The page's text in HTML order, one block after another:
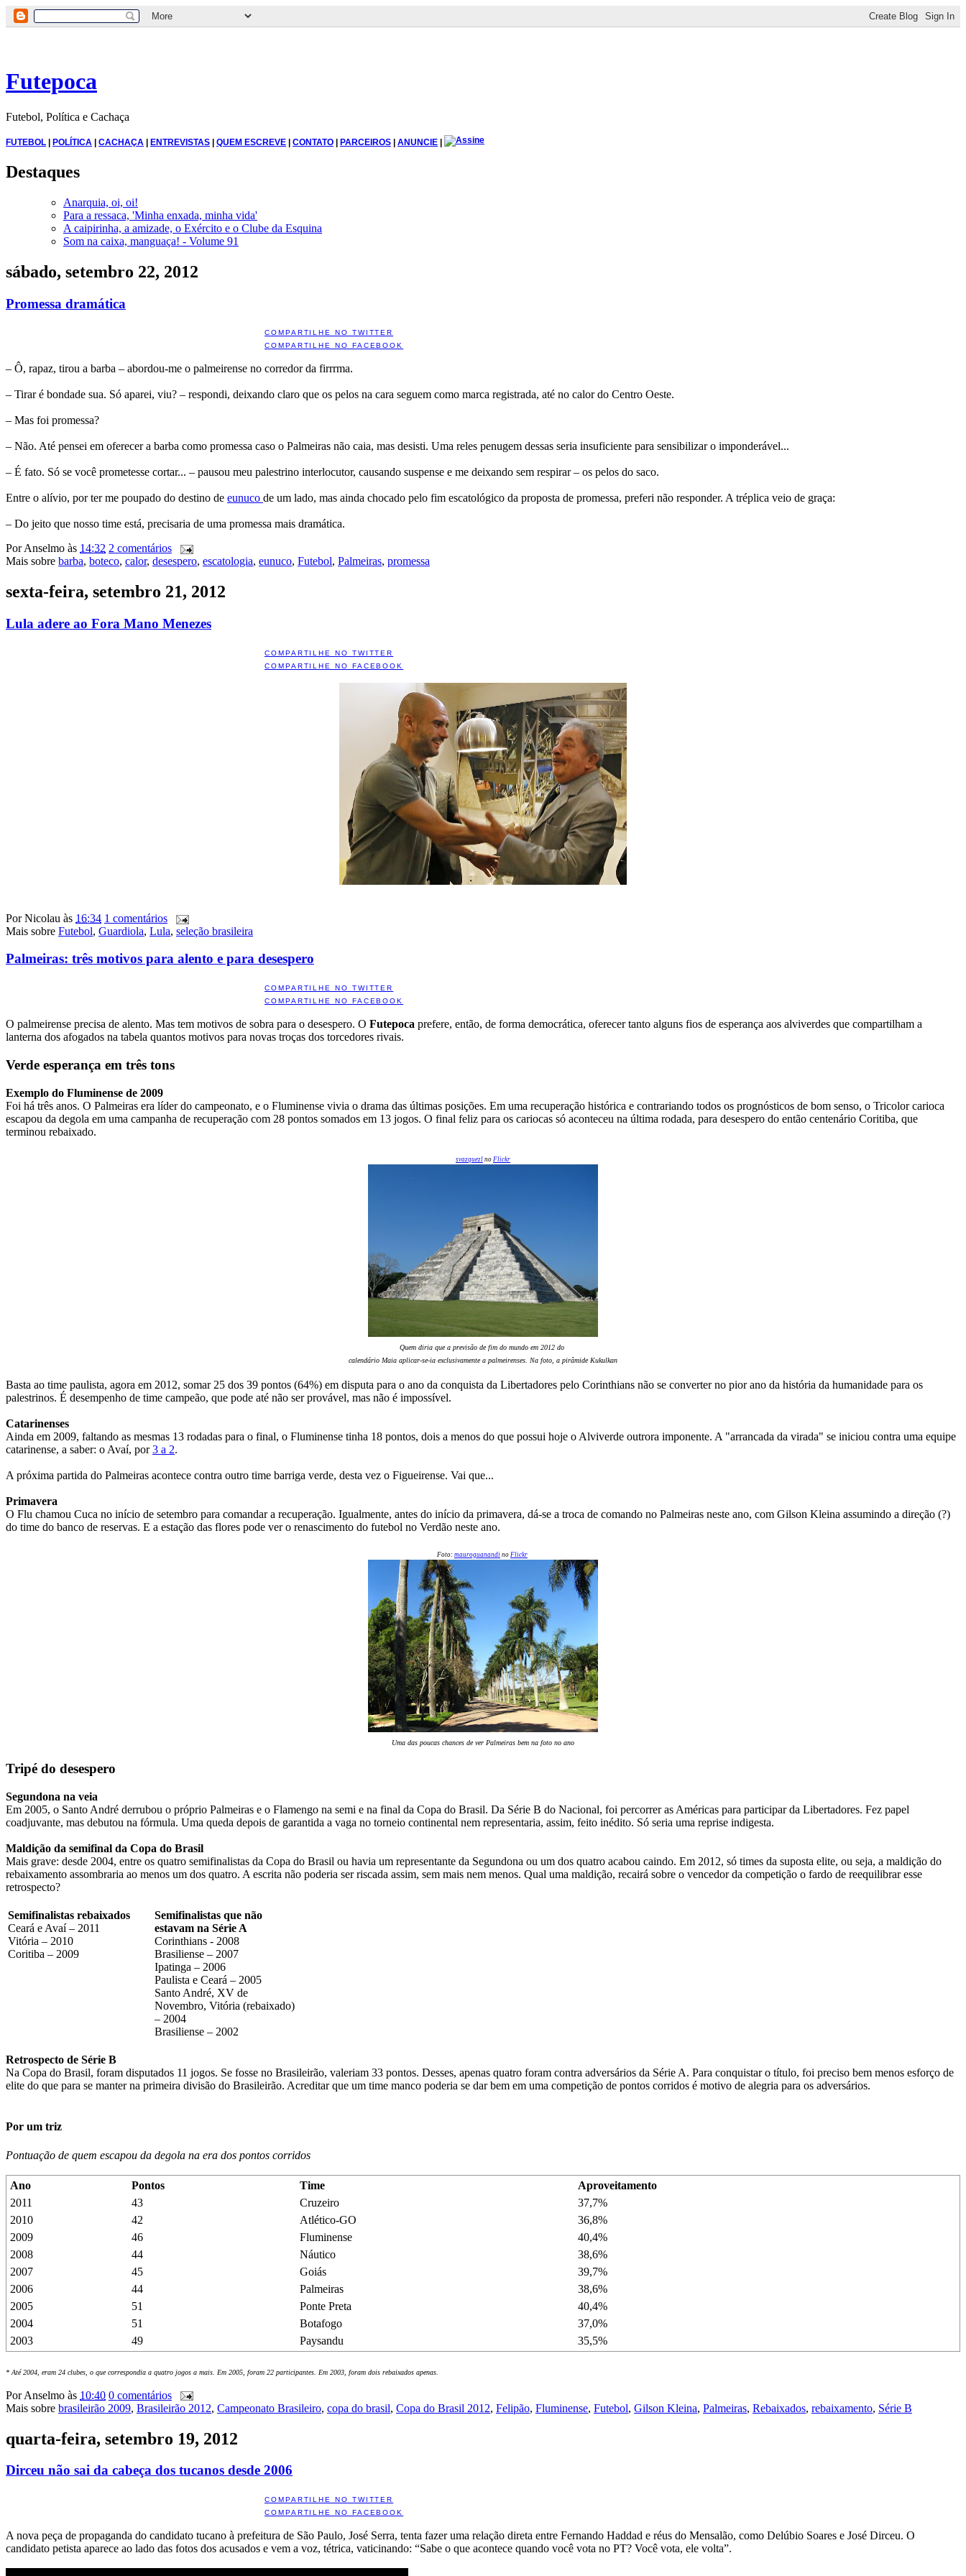
Futepoca
Futebol, Política e Cachaça
FUTEBOL | POLÍTICA | CACHAÇA | ENTREVISTAS | QUEM ESCREVE | CONTATO | PARCEIROS | ANUNCIE |
Destaques
Anarquia, oi, oi!
Para a ressaca, 'Minha enxada, minha vida'
A caipirinha, a amizade, o Exército e o Clube da Esquina
Som na caixa, manguaça! - Volume 91
sábado, setembro 22, 2012
Promessa dramática
COMPARTILHE NO TWITTER
COMPARTILHE NO FACEBOOK
– Ô, rapaz, tirou a barba – abordou-me o palmeirense no corredor da firrrma.
– Tirar é bondade sua. Só aparei, viu? – respondi, deixando claro que os pelos na cara seguem como marca registrada, até no calor do Centro Oeste.
– Mas foi promessa?
– Não. Até pensei em oferecer a barba como promessa caso o Palmeiras não caia, mas desisti. Uma reles penugem dessas seria insuficiente para sensibilizar o imponderável...
– É fato. Só se você prometesse cortar... – pausou meu palestrino interlocutor, causando suspense e me deixando sem respirar – os pelos do saco.
Entre o alívio, por ter me poupado do destino de eunuco de um lado, mas ainda chocado pelo fim escatológico da proposta de promessa, preferi não responder. A tréplica veio de graça:
– Do jeito que nosso time está, precisaria de uma promessa mais dramática.
PorAnselmo às 14:32 2 comentários
Mais sobre barba, boteco, calor, desespero, escatologia, eunuco, Futebol, Palmeiras, promessa
sexta-feira, setembro 21, 2012
Lula adere ao Fora Mano Menezes
COMPARTILHE NO TWITTER
COMPARTILHE NO FACEBOOK
PorNicolau às 16:34 1 comentários
Mais sobre Futebol, Guardiola, Lula, seleção brasileira
Palmeiras: três motivos para alento e para desespero
COMPARTILHE NO TWITTER
COMPARTILHE NO FACEBOOK
O palmeirense precisa de alento. Mas tem motivos de sobra para o desespero. O Futepoca prefere, então, de forma democrática, oferecer tanto alguns fios de esperança aos alviverdes que compartilham a
lanterna dos afogados na tabela quantos motivos para novas troças dos torcedores rivais.
Verde esperança em três tons
Exemplo do Fluminense de 2009
Foi há três anos. O Palmeiras era líder do campeonato, e o Fluminense vivia o drama das últimas posições. Em uma recuperação histórica e contrariando todos os prognósticos de bom senso, o Tricolor carioca
escapou da degola em uma campanha de recuperação com 28 pontos somados em 13 jogos. O final feliz para os cariocas só aconteceu na última rodada, para desespero do então centenário Coritiba, que
terminou rebaixado.
svazquezl no Flickr
Quem diria que a previsão de fim do mundo em 2012 do
calendário Maia aplicar-se-ia exclusivamente a palmeirenses. Na foto, a pirâmide Kukulkan
Basta ao time paulista, agora em 2012, somar 25 dos 39 pontos (64%) em disputa para o ano da conquista da Libertadores pelo Corinthians não se converter no pior ano da história da humanidade para os
palestrinos. É desempenho de time campeão, que pode até não ser provável, mas não é impossível.
Catarinenses
Ainda em 2009, faltando as mesmas 13 rodadas para o final, o Fluminense tinha 18 pontos, dois a menos do que possui hoje o Alviverde outrora imponente. A "arrancada da virada" se iniciou contra uma equipe
catarinense, a saber: o Avaí, por3 a 2.
A próxima partida do Palmeiras acontece contra outro time barriga verde, desta vez o Figueirense. Vai que...
Primavera
O Flu chamou Cuca no início de setembro para comandar a recuperação. Igualmente, antes do início da primavera, dá-se a troca de comando no Palmeiras neste ano, com Gilson Kleina assumindo a direção (?)
do time do banco de reservas. E a estação das flores pode ver o renascimento do futebol no Verdão neste ano.
Foto: mauroguanandi no Flickr
Uma das poucas chances de ver Palmeiras bem na foto no ano
Tripé do desespero
Segundona na veia
Em 2005, o Santo André derrubou o próprio Palmeiras e o Flamengo na semi e na final da Copa do Brasil. Da Série B do Nacional, foi percorrer as Américas para participar da Libertadores. Fez papel
coadjuvante, mas debutou na fórmula. Uma queda depois de garantida a vaga no torneio continental nem representaria, assim, feito inédito. Só seria uma reprise indigesta.
Maldição da semifinal da Copa do Brasil
Mais grave: desde 2004, entre os quatro semifinalistas da Copa do Brasil ou havia um representante da Segundona ou um dos quatro acabou caindo. Em 2012, só times da suposta elite, ou seja, a maldição do
rebaixamento assombraria ao menos um dos quatro. A escrita não poderia ser riscada assim, sem mais nem menos. Qual uma maldição, recairá sobre o vencedor da competição o fardo de reequilibrar esse
retrospecto?
Semifinalistas rebaixados
Ceará e Avaí – 2011
Vitória – 2010
Coritiba – 2009
Semifinalistas que não
estavam na Série A
Corinthians - 2008
Brasiliense – 2007
Ipatinga – 2006
Paulista e Ceará – 2005
Santo André, XV de
Novembro, Vitória (rebaixado)
– 2004
Brasiliense – 2002
Retrospecto de Série B
Na Copa do Brasil, foram disputados 11 jogos. Se fosse no Brasileirão, valeriam 33 pontos. Desses, apenas quatro foram contra adversários da Série A. Para conquistar o título, foi preciso bem menos esforço de
elite do que para se manter na primeira divisão do Brasileirão. Acreditar que um time manco poderia se dar bem em uma competição de pontos corridos é motivo de alegria para os adversários.
Por um triz
Pontuação de quem escapou da degola na era dos pontos corridos
Ano Pontos Time
Aproveitamento
2011
43 Cruzeiro
37,7%
2010
42 Atlético-GO
36,8%
2009
46 Fluminense
40,4%
2008
44 Náutico
38,6%
2007
45 Goiás
39,7%
2006
44 Palmeiras
38,6%
2005
51 Ponte Preta
40,4%
2004
51 Botafogo
37,0%
2003
49 Paysandu 35,5%
* Até 2004, eram 24 clubes, o que correspondia a quatro jogos a mais. Em 2005, foram 22 participantes. Em 2003, foram dois rebaixados apenas.
PorAnselmo às 10:40 0 comentários
Mais sobre brasileirão 2009, Brasileirão 2012, Campeonato Brasileiro, copa do brasil, Copa do Brasil 2012, Felipão, Fluminense, Futebol, Gilson Kleina, Palmeiras, Rebaixados, rebaixamento, Série B
quarta-feira, setembro 19, 2012
Dirceu não sai da cabeça dos tucanos desde 2006
COMPARTILHE NO TWITTER
COMPARTILHE NO FACEBOOK
A nova peça de propaganda do candidato tucano à prefeitura de São Paulo, José Serra, tenta fazer uma relação direta entre Fernando Haddad e réus do Mensalão, como Delúbio Soares e José Dirceu. O
candidato petista aparece ao lado das fotos dos acusados e vem a voz, tétrica, vaticinando: “Sabe o que acontece quando você vota no PT? Você vota, ele volta”.